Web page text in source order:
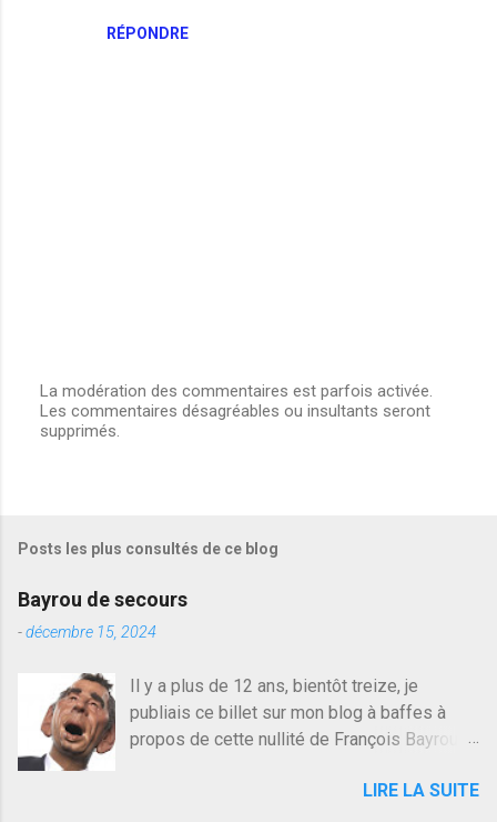
RÉPONDRE
E
n
t
e
r
u
m
m
e
n
La modération des commentaires est parfois activée.
Les commentaires désagréables ou insultants seront
supprimés.
Posts les plus consultés de ce blog
Bayrou de secours
-décembre 15, 2024
Il y a plus de 12 ans, bientôt treize, je
publiais ce billet sur mon blog à baffes à
propos de cette nullité de François Bayrou. Il
quelqu'un, je ne parle pas des couples mais
LIRE LA SUITE